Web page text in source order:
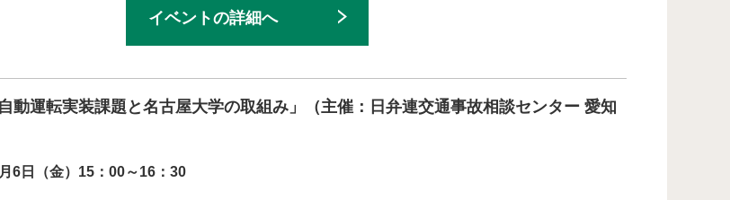
のための超学際移動イノベーション人材養成学位プログラム（TMI）」
（NUSIP）
イベントの詳細へ
動運転実装課題と名古屋大学の取組み」（主催：日弁連交通事故相談センター 愛知
6日（金）15：00～16：30